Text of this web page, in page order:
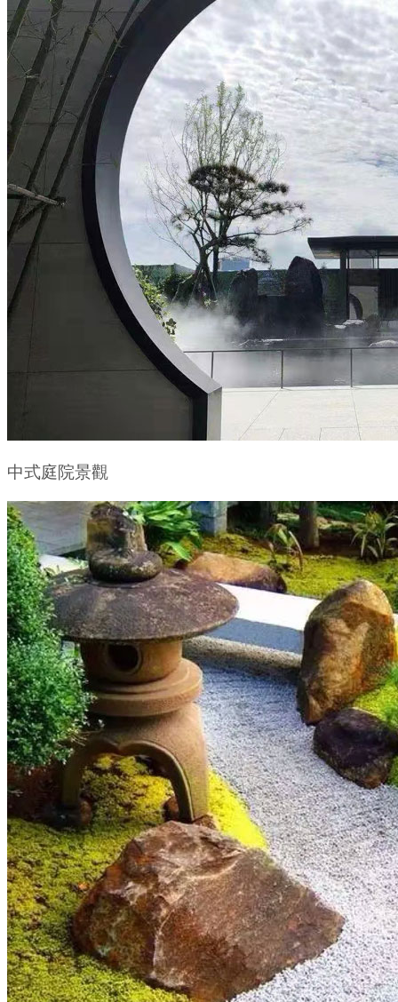
中式庭院景觀